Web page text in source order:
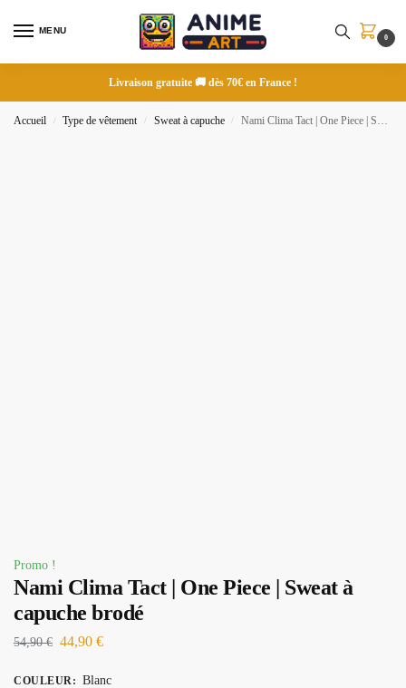
MENU
0
Livraison gratuite 🚚 dès 70€ en France !
Accueil / Type de vêtement / Sweat à capuche / Nami Clima Tact | One Piece | Sweat à capuche brodé
Promo !
Nami Clima Tact | One Piece | Sweat à
capuche brodé
54,90€ 44,90 €
COULEUR : Blanc